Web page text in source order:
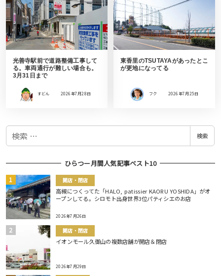
光善寺駅前で道路整備工事して
る。車両通行が難しい場合も。
3月31日まで
すどん 2026年7月28日
東香里のTSUTAYAがあったとこ
が更地になってる
フク 2026年7月25日
検
検索
ひらつー月間人気記事ベスト10
開店・閉店
高槻につくってた「HALO, patissier KAORU YOSHIDA」がオ
ープンしてる。シロモト出身世界3位パティシエのお店
2026年7月26日
開店・閉店
イオンモール久御山の複数店舗が開店＆閉店
2026年7月29日